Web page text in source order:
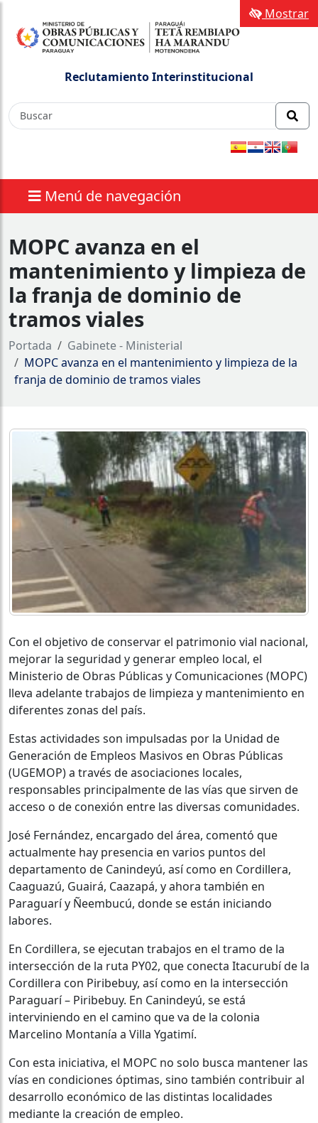
Reclutamiento Interinstitucional
Menú de navegación
Mostrar
MOPC avanza en el
mantenimiento y limpieza de
la franja de dominio de
tramos viales
Portada
Gabinete - Ministerial
MOPC avanza en el mantenimiento y limpieza de la
franja de dominio de tramos viales
Con el objetivo de conservar el patrimonio vial nacional,
mejorar la seguridad y generar empleo local, el
Ministerio de Obras Públicas y Comunicaciones (MOPC)
lleva adelante trabajos de limpieza y mantenimiento en
diferentes zonas del país.
Estas actividades son impulsadas por la Unidad de
Generación de Empleos Masivos en Obras Públicas
(UGEMOP) a través de asociaciones locales,
responsables principalmente de las vías que sirven de
acceso o de conexión entre las diversas comunidades.
José Fernández, encargado del área, comentó que
actualmente hay presencia en varios puntos del
departamento de Canindeyú, así como en Cordillera,
Caaguazú, Guairá, Caazapá, y ahora también en
Paraguarí y Ñeembucú, donde se están iniciando
labores.
En Cordillera, se ejecutan trabajos en el tramo de la
intersección de la ruta PY02, que conecta Itacurubí de la
Cordillera con Piribebuy, así como en la intersección
Paraguarí – Piribebuy. En Canindeyú, se está
interviniendo en el camino que va de la colonia
Marcelino Montanía a Villa Ygatimí.
Con esta iniciativa, el MOPC no solo busca mantener las
vías en condiciones óptimas, sino también contribuir al
desarrollo económico de las distintas localidades
mediante la creación de empleo.